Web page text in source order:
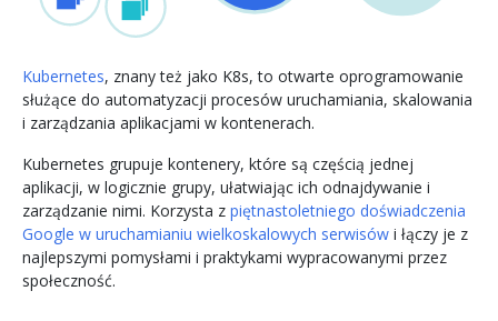
Kubernetes, znany też jako K8s, to otwarte oprogramowanie
służące do automatyzacji procesów uruchamiania, skalowania
i zarządzania aplikacjami w kontenerach.
Kubernetes grupuje kontenery, które są częścią jednej
aplikacji, w logicznie grupy, ułatwiając ich odnajdywanie i
zarządzanie nimi. Korzysta z piętnastoletniego doświadczenia
Google w uruchamianiu wielkoskalowych serwisów i łączy je z
najlepszymi pomysłami i praktykami wypracowanymi przez
społeczność.